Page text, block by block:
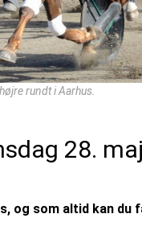
rundt i Aarhus.
28.
og som altid kan